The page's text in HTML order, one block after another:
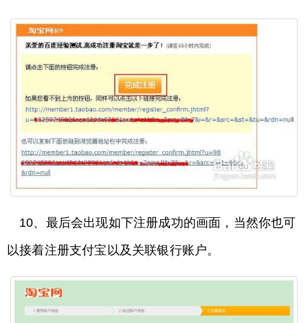
10、最后会出现如下注册成功的画面，当然你也可
以接着注册支付宝以及关联银行账户。